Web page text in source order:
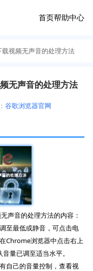
首页帮助中心
视频无声音的处理方法
无声音的处理方法
谷歌浏览器官网
声音的处理方法的内容：
至最低或静音，可点击电
Chrome浏览器中点击右上
量已调至适当水平。
自己的音量控制，查看视